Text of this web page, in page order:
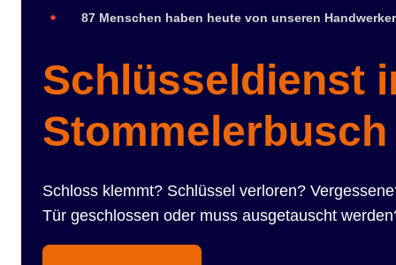
87 Menschen haben heute von unseren
Schlüsseldienst
Stommelerbusch
Schloss klemmt? Schlüssel verloren?
Tür geschlossen oder muss ausgetauscht